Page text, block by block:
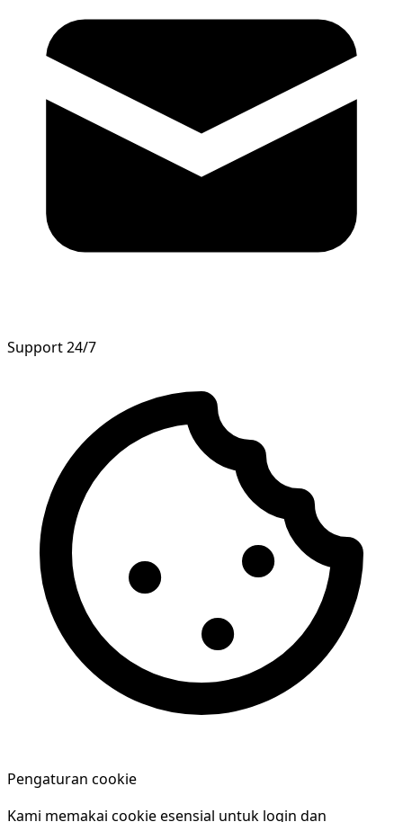
Support 24/7
Pengaturan cookie
Kami memakai cookie esensial untuk login dan